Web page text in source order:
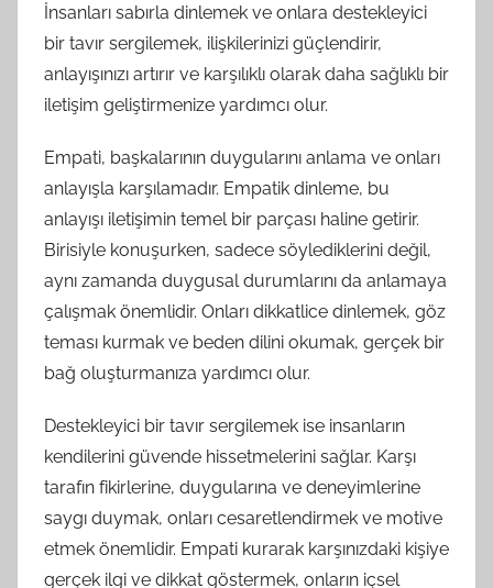
İnsanları sabırla dinlemek ve onlara destekleyici
bir tavır sergilemek, ilişkilerinizi güçlendirir,
anlayışınızı artırır ve karşılıklı olarak daha sağlıklı bir
iletişim geliştirmenize yardımcı olur.
Empati, başkalarının duygularını anlama ve onları
anlayışla karşılamadır. Empatik dinleme, bu
anlayışı iletişimin temel bir parçası haline getirir.
Birisiyle konuşurken, sadece söylediklerini değil,
aynı zamanda duygusal durumlarını da anlamaya
çalışmak önemlidir. Onları dikkatlice dinlemek, göz
teması kurmak ve beden dilini okumak, gerçek bir
bağ oluşturmanıza yardımcı olur.
Destekleyici bir tavır sergilemek ise insanların
kendilerini güvende hissetmelerini sağlar. Karşı
tarafın fikirlerine, duygularına ve deneyimlerine
saygı duymak, onları cesaretlendirmek ve motive
etmek önemlidir. Empati kurarak karşınızdaki kişiye
gerçek ilgi ve dikkat göstermek, onların içsel